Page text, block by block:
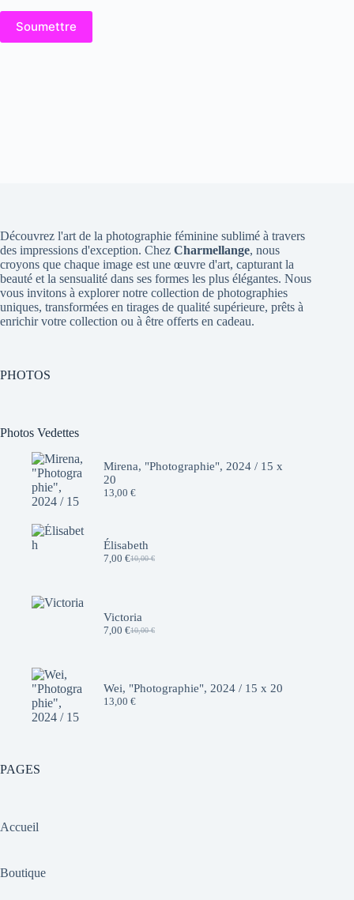
Soumettre
Découvrez l'art de la photographie féminine sublimé à travers
des impressions d'exception. Chez Charmellange, nous
croyons que chaque image est une œuvre d'art, capturant la
beauté et la sensualité dans ses formes les plus élégantes. Nous
vous invitons à explorer notre collection de photographies
uniques, transformées en tirages de qualité supérieure, prêts à
enrichir votre collection ou à être offerts en cadeau.
PHOTOS
Photos Vedettes
Mirena, "Photographie", 2024 / 15 x
20
13,00 €
Élisabeth
10,00€
Le
10,00 €.
7,00 €Le
7,00 €.
Victoria
10,00€
Le
10,00 €.
7,00 €Le
7,00 €.
Wei, "Photographie", 2024 / 15 x 20
13,00 €
PAGES
Accueil
Boutique